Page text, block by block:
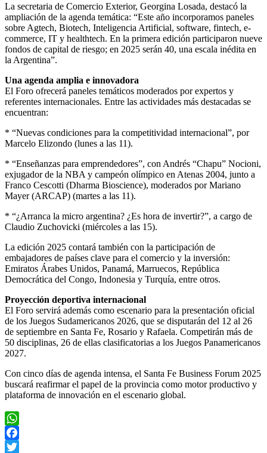
La secretaria de Comercio Exterior, Georgina Losada, destacó la
ampliación de la agenda temática: “Este año incorporamos paneles
sobre Agtech, Biotech, Inteligencia Artificial, software, fintech, e-
commerce, IT y healthtech. En la primera edición participaron nueve
fondos de capital de riesgo; en 2025 serán 40, una escala inédita en
la Argentina”.
Una agenda amplia e innovadora
El Foro ofrecerá paneles temáticos moderados por expertos y
referentes internacionales. Entre las actividades más destacadas se
encuentran:
* “Nuevas condiciones para la competitividad internacional”, por
Marcelo Elizondo (lunes a las 11).
* “Enseñanzas para emprendedores”, con Andrés “Chapu” Nocioni,
exjugador de la NBA y campeón olímpico en Atenas 2004, junto a
Franco Cescotti (Dharma Bioscience), moderados por Mariano
Mayer (ARCAP) (martes a las 11).
* “¿Arranca la micro argentina? ¿Es hora de invertir?”, a cargo de
Claudio Zuchovicki (miércoles a las 15).
La edición 2025 contará también con la participación de
embajadores de países clave para el comercio y la inversión:
Emiratos Árabes Unidos, Panamá, Marruecos, República
Democrática del Congo, Indonesia y Turquía, entre otros.
Proyección deportiva internacional
El Foro servirá además como escenario para la presentación oficial
de los Juegos Sudamericanos 2026, que se disputarán del 12 al 26
de septiembre en Santa Fe, Rosario y Rafaela. Competirán más de
50 disciplinas, 26 de ellas clasificatorias a los Juegos Panamericanos
2027.
Con cinco días de agenda intensa, el Santa Fe Business Forum 2025
buscará reafirmar el papel de la provincia como motor productivo y
plataforma de innovación en el escenario global.
WhatsApp
Facebook